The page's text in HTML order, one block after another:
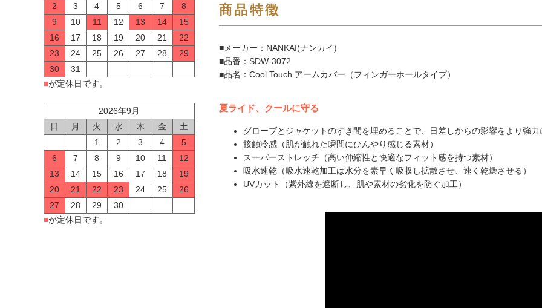
2
3 4 5 6 7
8
9
10 11 12 13 14
15
16
17 18 19 20 21
22
23
24 25 26 27 28
29
30
31
■が定休日です。
2026年9月
日
月 火 水 木 金
土
1
2 3 4
5
6
7 8 9 10 11
12
13
14 15 16 17 18
19
20
21 22 23 24 25
26
27
28 29
30
■が定休日です。
商品特徴
■メーカー：NANKAI(ナンカイ)
■品番：SDW-3072
■品名：Cool Touch アームカバー（フィンガーホールタイプ）
夏ライド、クールに守る
グローブとジャケットのすき間を埋めることで、日差しからの影響をより強
接触冷感（肌が触れた瞬間にひんやり感じる素材）
スーパーストレッチ（高い伸縮性と快適なフィット感を持つ素材）
吸水速乾（吸水速乾加工は水分を素早く吸収し拡散させ、速く乾燥させる）
UVカット（紫外線を遮断し、肌や素材の劣化を防ぐ加工）